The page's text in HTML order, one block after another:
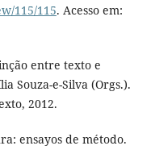
115/115. Acesso em:
entre texto e
Souza-e-Silva (Orgs.).
2012.
ensayos de método.